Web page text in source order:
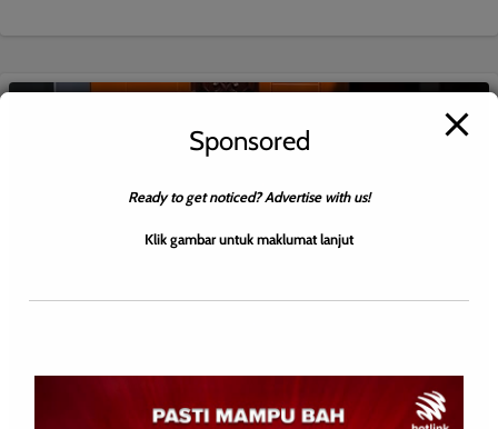
Sponsored
Ready to get noticed? Advertise with us!
Klik gambar untuk maklumat lanjut